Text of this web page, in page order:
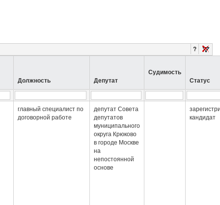
?
Должность Депутат
Судимость
Статус
главный специалист по
договорной работе
депутат Совета
депутатов
муниципального
округа Крюково
в городе Москве
на
непостоянной
основе
кандидат